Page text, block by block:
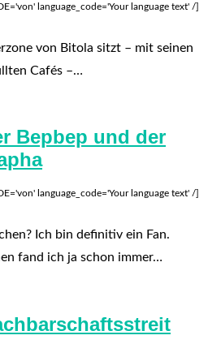
language_code='Your language text' /]
von Bitola sitzt – mit seinen
Cafés –…
Bepbep und der
language_code='Your language text' /]
Ich bin definitiv ein Fan.
fand ich ja schon immer…